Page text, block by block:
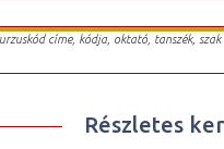
címe, kódja, oktató, tanszék,
Részletes